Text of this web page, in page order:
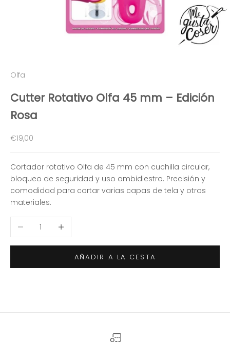
Olfa
Cutter Rotativo Olfa 45 mm – Edición
Rosa
Precio de oferta
€19,00
Cortador rotativo Olfa de 45 mm con cuchilla circular,
bloqueo de seguridad y uso ambidiestro. Precisión y
comodidad para cortar varias capas de tela y otros
materiales.
Reducir cantidadAumentar cantidad
AÑADIR A LA CESTA